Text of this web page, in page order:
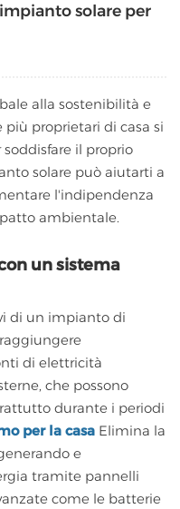
solare per
alla sostenibilità e
proprietari di casa si
il proprio
solare può aiutarti a
l'indipendenza
ambientale.
un sistema
di un impianto di
di elettricità
che possono
durante i periodi
per la casa Elimina la
e
tramite pannelli
come le batterie